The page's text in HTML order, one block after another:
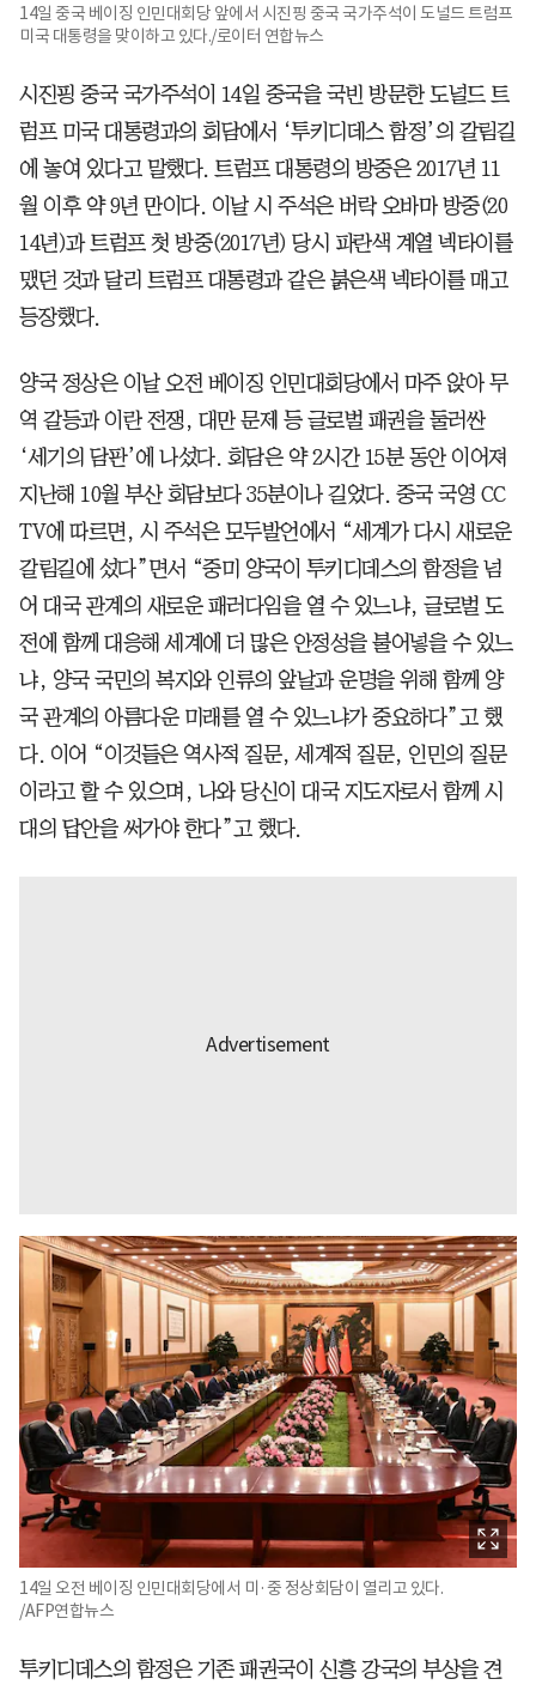
14일 중국 베이징 인민대회당 앞에서 시진핑 중국 국가주석이 도널드 트럼프
미국 대통령을 맞이하고 있다./로이터 연합뉴스
시진핑 중국 국가주석이 14일 중국을 국빈 방문한 도널드 트
럼프 미국 대통령과의 회담에서 ‘투키디데스 함정’의 갈림길
에 놓여 있다고 말했다. 트럼프 대통령의 방중은 2017년 11
월 이후 약 9년 만이다. 이날 시 주석은 버락 오바마 방중(20
14년)과 트럼프 첫 방중(2017년) 당시 파란색 계열 넥타이를
맸던 것과 달리 트럼프 대통령과 같은 붉은색 넥타이를 매고
등장했다.
양국 정상은 이날 오전 베이징 인민대회당에서 마주 앉아 무
역 갈등과 이란 전쟁, 대만 문제 등 글로벌 패권을 둘러싼
‘세기의 담판’에 나섰다. 회담은 약 2시간 15분 동안 이어져
지난해 10월 부산 회담보다 35분이나 길었다. 중국 국영 CC
TV에 따르면, 시 주석은 모두발언에서 “세계가 다시 새로운
갈림길에 섰다”면서 “중미 양국이 투키디데스의 함정을 넘
어 대국 관계의 새로운 패러다임을 열 수 있느냐, 글로벌 도
전에 함께 대응해 세계에 더 많은 안정성을 불어넣을 수 있느
냐, 양국 국민의 복지와 인류의 앞날과 운명을 위해 함께 양
국 관계의 아름다운 미래를 열 수 있느냐가 중요하다”고 했
다. 이어 “이것들은 역사적 질문, 세계적 질문, 인민의 질문
이라고 할 수 있으며, 나와 당신이 대국 지도자로서 함께 시
대의 답안을 써가야 한다”고 했다.
14일 오전 베이징 인민대회당에서 미·중 정상회담이 열리고 있다.
/AFP연합뉴스
투키디데스의 함정은 기존 패권국이 신흥 강국의 부상을 견